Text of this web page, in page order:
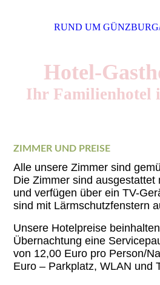
Hotel-
Ihr Familienhotel
ZIMMER UND PREISE
Alle unsere Zimmer sind
Die Zimmer sind ausgestattet
und verfügen über ein TV-
sind mit Lärmschutzfenstern
Unsere Hotelpreise
Übernachtung eine
von 12,00 Euro pro Person/
Euro – Parkplatz, WLAN und
RUND UM